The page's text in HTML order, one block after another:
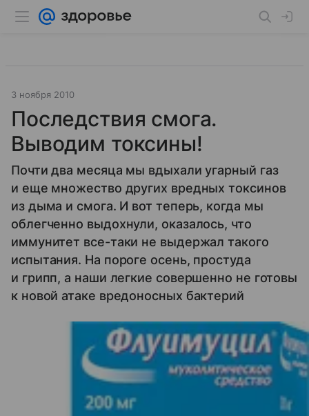
3 ноября 2010
Последствия смога.
Выводим токсины!
Почти два месяца мы вдыхали угарный газ
и еще множество других вредных токсинов
из дыма и смога. И вот теперь, когда мы
облегченно выдохнули, оказалось, что
иммунитет все-таки не выдержал такого
испытания. На пороге осень, простуда
и грипп, а наши легкие совершенно не готовы
к новой атаке вредоносных бактерий